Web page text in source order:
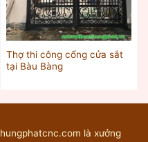
Thợ thi công cổng cửa sắt
tại Bàu Bàng
hungphatcnc.com là xưởng